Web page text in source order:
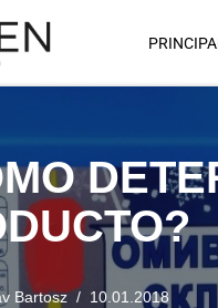
Bartosz 10.01.2018